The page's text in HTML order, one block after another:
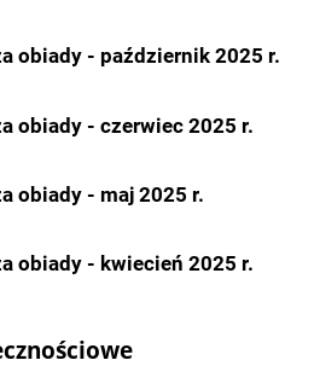
obiady - październik 2025 r.
obiady - czerwiec 2025 r.
obiady - maj 2025 r.
obiady - kwiecień 2025 r.